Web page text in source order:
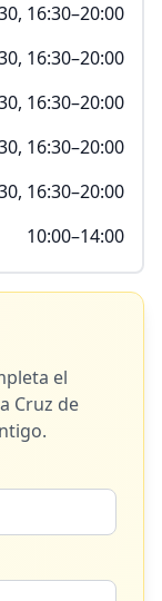
16:30–20:00
16:30–20:00
16:30–20:00
16:30–20:00
16:30–20:00
10:00–14:00
el
Cruz de